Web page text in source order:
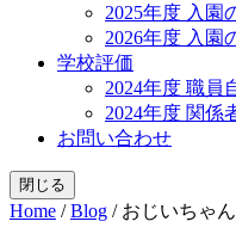
2025年度 入園
2026年度 入園
学校評価
2024年度 職員
2024年度 関係
お問い合わせ
閉じる
Home /Blog / おじいちゃ